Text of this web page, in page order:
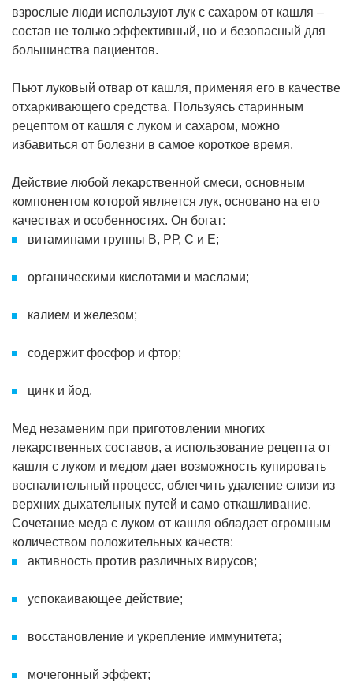
взрослые люди используют лук с сахаром от кашля –
состав не только эффективный, но и безопасный для
большинства пациентов.
Пьют луковый отвар от кашля, применяя его в качестве
отхаркивающего средства. Пользуясь старинным
рецептом от кашля с луком и сахаром, можно
избавиться от болезни в самое короткое время.
Действие любой лекарственной смеси, основным
компонентом которой является лук, основано на его
качествах и особенностях. Он богат:
витаминами группы В, РР, С и Е;
органическими кислотами и маслами;
калием и железом;
содержит фосфор и фтор;
цинк и йод.
Мед незаменим при приготовлении многих
лекарственных составов, а использование рецепта от
кашля с луком и медом дает возможность купировать
воспалительный процесс, облегчить удаление слизи из
верхних дыхательных путей и само откашливание.
Сочетание меда с луком от кашля обладает огромным
количеством положительных качеств:
активность против различных вирусов;
успокаивающее действие;
восстановление и укрепление иммунитета;
мочегонный эффект;